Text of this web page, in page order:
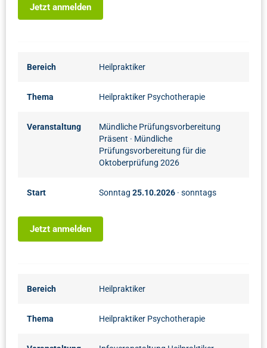
Jetzt anmelden
Bereich Heilpraktiker
Thema Heilpraktiker Psychotherapie
Veranstaltung
Mündliche Prüfungsvorbereitung
Präsent · Mündliche
Prüfungsvorbereitung für die
Oktoberprüfung 2026
Start Sonntag 25.10.2026 · sonntags
Jetzt anmelden
Bereich Heilpraktiker
Thema Heilpraktiker Psychotherapie